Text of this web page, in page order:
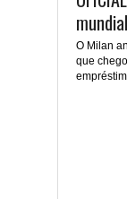
O Milan
que